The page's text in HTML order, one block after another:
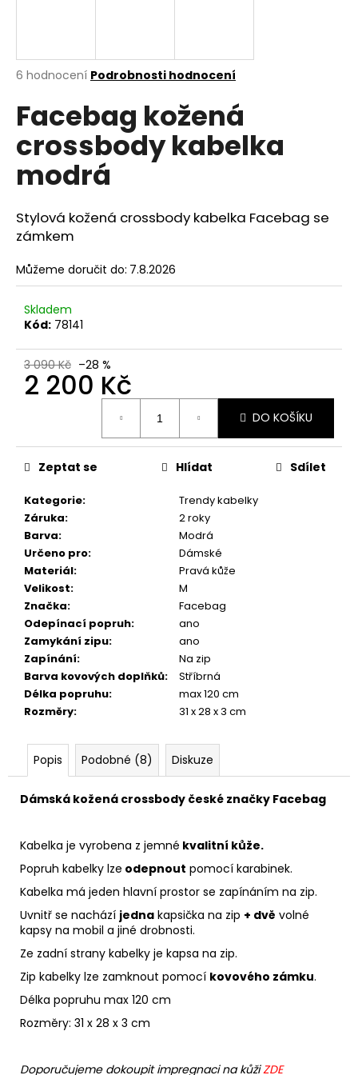
Průměrné
produktu
je
z
5
hvězdiček.
6 hodnocení Podrobnosti hodnocení
Facebag kožená
crossbody kabelka
modrá
Stylová kožená crossbody kabelka Facebag se
zámkem
Můžeme doručit do: 7.8.2026
Skladem
Kód: 78141
3 090 Kč –28 %
2 200 Kč
DO KOŠÍKU
Kategorie:
Trendy kabelky
Záruka:
2 roky
Barva:
Modrá
Určeno pro:
Dámské
Materiál:
Pravá kůže
Velikost:
M
Značka:
Facebag
Odepínací popruh:
ano
Zamykání zipu:
ano
Zapínání:
Na zip
Barva kovových doplňků:
Stříbrná
Délka popruhu:
max 120 cm
Rozměry: 31 x 28 x 3 cm
Zeptat se Hlídat Sdílet
Popis Podobné (8) Diskuze
Dámská kožená crossbody české značky Facebag
Kabelka je vyrobena z jemné kvalitní kůže.
Popruh kabelky lze odepnout pomocí karabinek.
Kabelka má jeden hlavní prostor se zapínáním na zip.
Uvnitř se nachází jedna kapsička na zip + dvě volné
kapsy na mobil a jiné drobnosti.
Ze zadní strany kabelky je kapsa na zip.
Zip kabelky lze zamknout pomocí kovového zámku.
Délka popruhu max 120 cm
Rozměry: 31 x 28 x 3 cm
Doporučujeme dokoupit impregnaci na kůžiZDE
í
t
?
o
p
o
u
č
u
e